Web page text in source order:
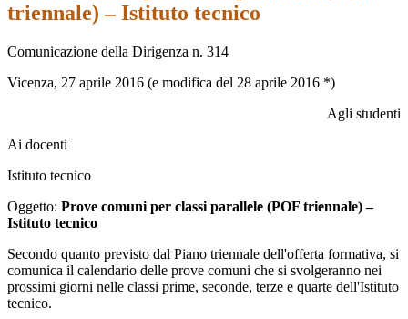
triennale) – Istituto tecnico
Comunicazione della Dirigenza n. 314
Vicenza, 27 aprile 2016 (e modifica del 28 aprile 2016 *)
Agli studenti
Ai docenti
Istituto tecnico
Oggetto: Prove comuni per classi parallele (POF triennale) –
Istituto tecnico
Secondo quanto previsto dal Piano triennale dell'offerta formativa, si
comunica il calendario delle prove comuni che si svolgeranno nei
prossimi giorni nelle classi prime, seconde, terze e quarte dell'Istituto
tecnico.